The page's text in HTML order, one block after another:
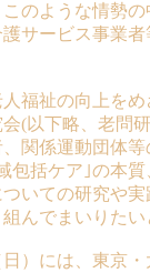
のような情勢
サービス事業
福祉の向上をめ
会(以下略、老問
関係運動団体
包括ケア｣の本
いての研究や
んでまいりたい
）には、東京